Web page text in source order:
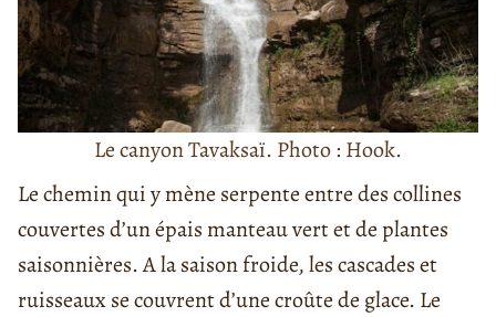
Le canyon Tavaksaï. Photo : Hook.
Le chemin qui y mène serpente entre des collines
couvertes d’un épais manteau vert et de plantes
saisonnières. A la saison froide, les cascades et
ruisseaux se couvrent d’une croûte de glace. Le